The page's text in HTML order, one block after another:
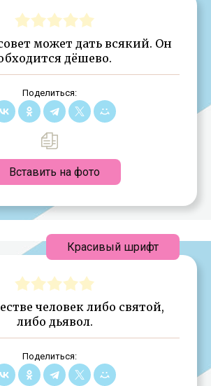
может дать всякий. Он
дёшево.
Поделиться:
Вставить на фото
человек либо святой,
либо дьявол.
Поделиться:
Красивый шрифт